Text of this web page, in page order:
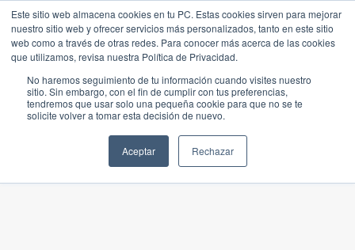
Este sitio web almacena cookies en tu PC. Estas cookies sirven para mejorar
nuestro sitio web y ofrecer servicios más personalizados, tanto en este sitio
web como a través de otras redes. Para conocer más acerca de las cookies
que utilizamos, revisa nuestra Política de Privacidad.
No haremos seguimiento de tu información cuando visites nuestro
sitio. Sin embargo, con el fin de cumplir con tus preferencias,
tendremos que usar solo una pequeña cookie para que no se te
solicite volver a tomar esta decisión de nuevo.
Aceptar Rechazar